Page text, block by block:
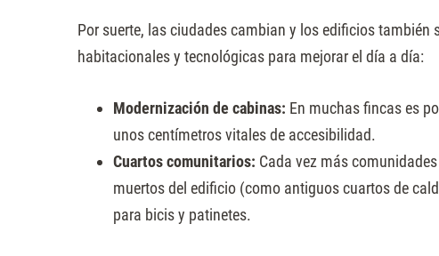
Por suerte, las ciudades cambian y los edificios
habitacionales y tecnológicas para mejorar el día a día:
Modernización de cabinas: En muchas fincas es
unos centímetros vitales de accesibilidad.
Cuartos comunitarios: Cada vez más
muertos del edificio (como antiguos cuartos de
para bicis y patinetes.